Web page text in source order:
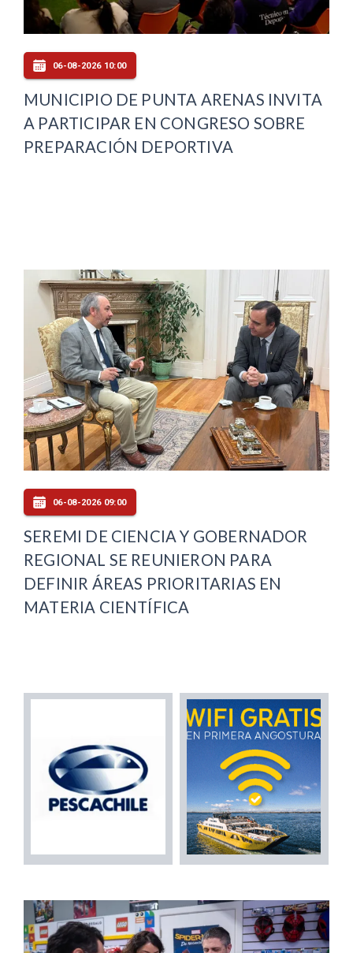
06-08-2026 10:00
MUNICIPIO DE PUNTA ARENAS INVITA
A PARTICIPAR EN CONGRESO SOBRE
PREPARACIÓN DEPORTIVA
06-08-2026 09:00
SEREMI DE CIENCIA Y GOBERNADOR
REGIONAL SE REUNIERON PARA
DEFINIR ÁREAS PRIORITARIAS EN
MATERIA CIENTÍFICA